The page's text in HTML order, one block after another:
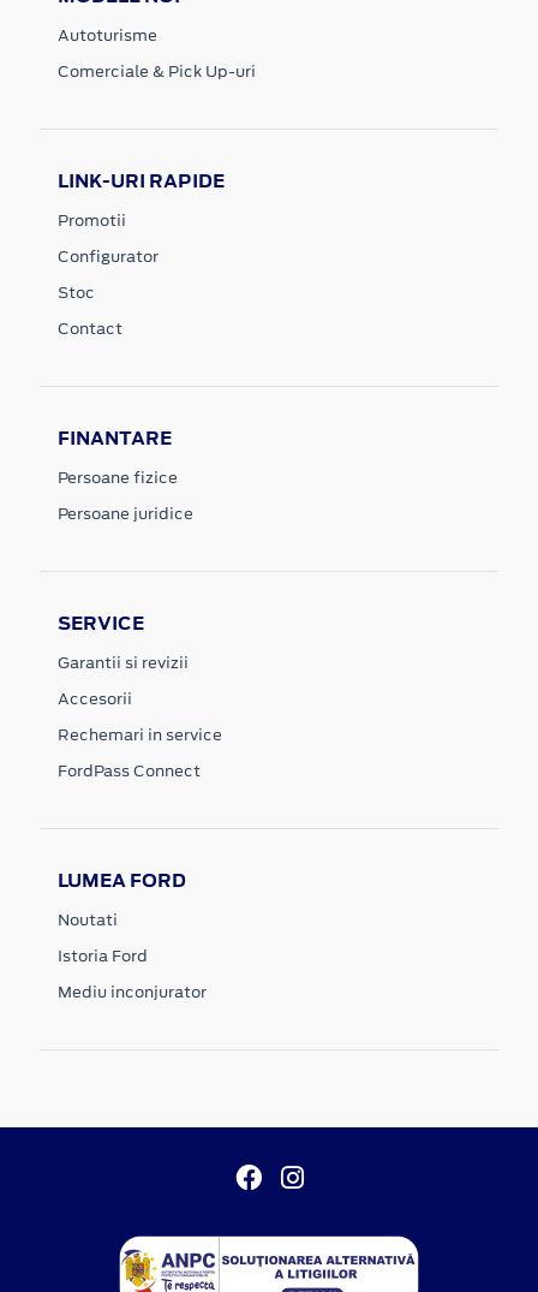
Autoturisme
Comerciale & Pick Up-uri
LINK-URI RAPIDE
Promotii
Configurator
Stoc
Contact
FINANTARE
Persoane fizice
Persoane juridice
SERVICE
Garantii si revizii
Accesorii
Rechemari in service
FordPass Connect
LUMEA FORD
Noutati
Istoria Ford
Mediu inconjurator